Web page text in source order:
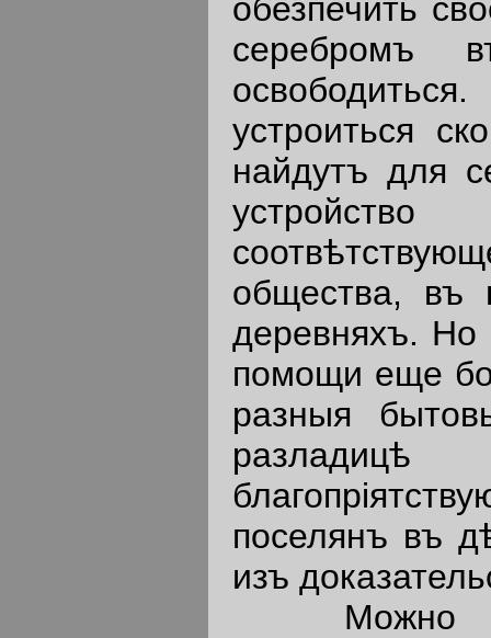
обезпечить
серебромъ
устроиться
найдутъ для
общества, въ
деревняхъ. Но
помощи еще
разныя
поселянъ въ
изъ
Можно